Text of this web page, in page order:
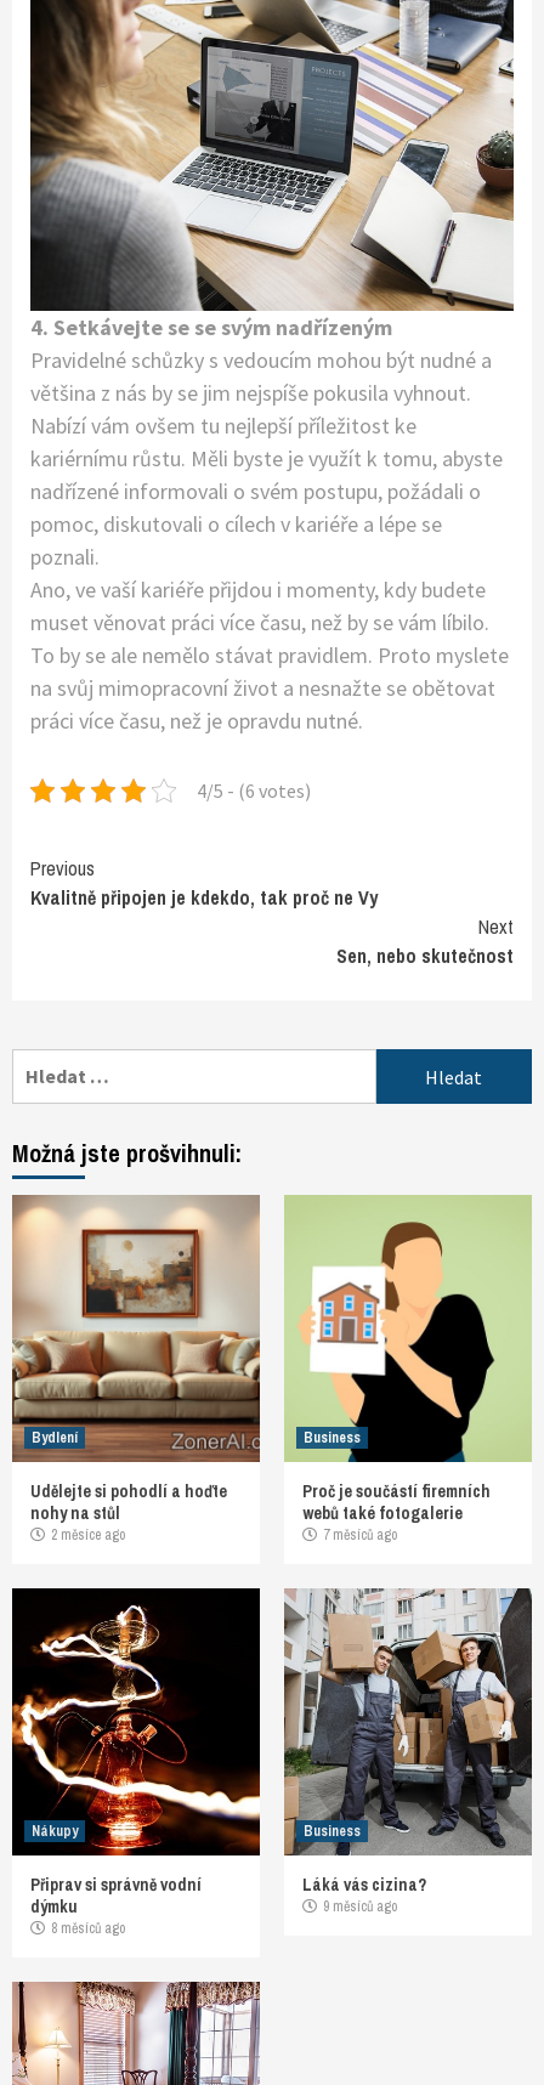
4. Setkávejte se se svým nadřízeným
Pravidelné schůzky s vedoucím mohou být nudné a
většina z nás by se jim nejspíše pokusila vyhnout.
Nabízí vám ovšem tu nejlepší příležitost ke
kariérnímu růstu. Měli byste je využít k tomu, abyste
nadřízené informovali o svém postupu, požádali o
pomoc, diskutovali o cílech v kariéře a lépe se
poznali.
Ano, ve vaší kariéře přijdou i momenty, kdy budete
muset věnovat práci více času, než by se vám líbilo.
To by se ale nemělo stávat pravidlem. Proto myslete
na svůj mimopracovní život a nesnažte se obětovat
práci více času, než je opravdu nutné.
4/5 - (6 votes)
Continue
Reading
Previous
Kvalitně připojen je kdekdo, tak proč ne Vy
Next
Sen, nebo skutečnost
Možná jste prošvihnuli:
Bydlení
Udělejte si pohodlí a hoďte
nohy na stůl
2 měsíce ago
Business
Proč je součástí firemních
webů také fotogalerie
7 měsíců ago
Nákupy
Připrav si správně vodní
dýmku
8 měsíců ago
Business
Láká vás cizina?
9 měsíců ago